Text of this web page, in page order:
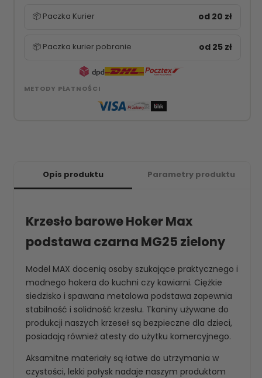
📦 Paczka Kurier od 20 zł
📦 Paczka kurier pobranie od 25 zł
METODY PŁATNOŚCI
Opis produktu Parametry produktu
Krzesło barowe Hoker Max
podstawa czarna MG25 zielony
Model MAX docenią osoby szukające praktycznego i
modnego hokera do kuchni czy kawiarni. Ciężkie
siedzisko i spawana metalowa podstawa zapewnia
stabilność i solidność krzesłu. Tkaniny używane do
produkcji naszych krzeseł są bezpieczne dla dzieci,
posiadają również atesty do użytku komercyjnego.
Aksamitne materiały są łatwe do utrzymania w
czystości, lekki połysk nadaje naszym produktom